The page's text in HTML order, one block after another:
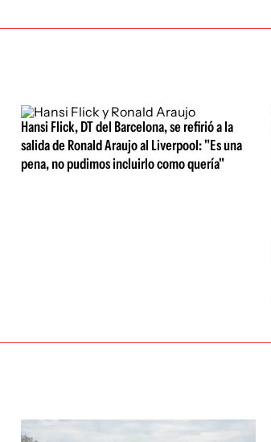
Hansi Flick, DT del Barcelona, se refirió a la
salida de Ronald Araujo al Liverpool: "Es una
pena, no pudimos incluirlo como quería"